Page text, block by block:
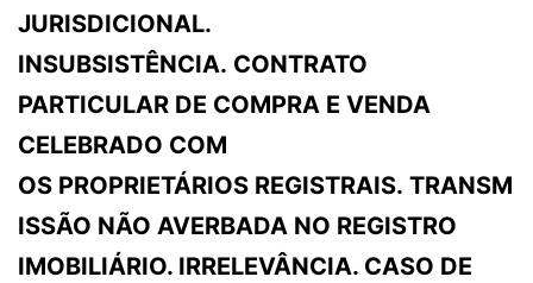
JURISDICIONAL.
INSUBSISTÊNCIA. CONTRATO
PARTICULAR DE COMPRA E VENDA
CELEBRADO COM
OS PROPRIETÁRIOS REGISTRAIS. TRANSM
ISSÃO NÃO AVERBADA NO REGISTRO
IMOBILIÁRIO. IRRELEVÂNCIA. CASO DE